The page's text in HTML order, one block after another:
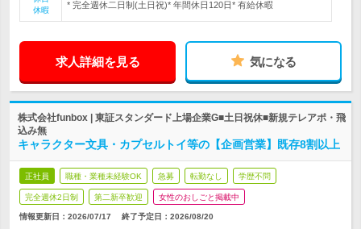
休暇
* 完全週休二日制(土日祝)* 年間休日120日* 有給休暇
求人詳細を見る 気になる
株式会社funbox | 東証スタンダード上場企業G■土日祝休■新規テレアポ・飛
込み無
キャラクター文具・カプセルトイ等の【企画営業】既存8割以上
正社員 職種・業種未経験OK 急募 転勤なし 学歴不問
完全週休2日制 第二新卒歓迎 女性のおしごと掲載中
情報更新日：2026/07/17 終了予定日： 2026/08/20